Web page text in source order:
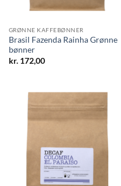
GRØNNE KAFFEBØNNER
Brasil Fazenda Rainha Grønne
bønner
kr.172,00